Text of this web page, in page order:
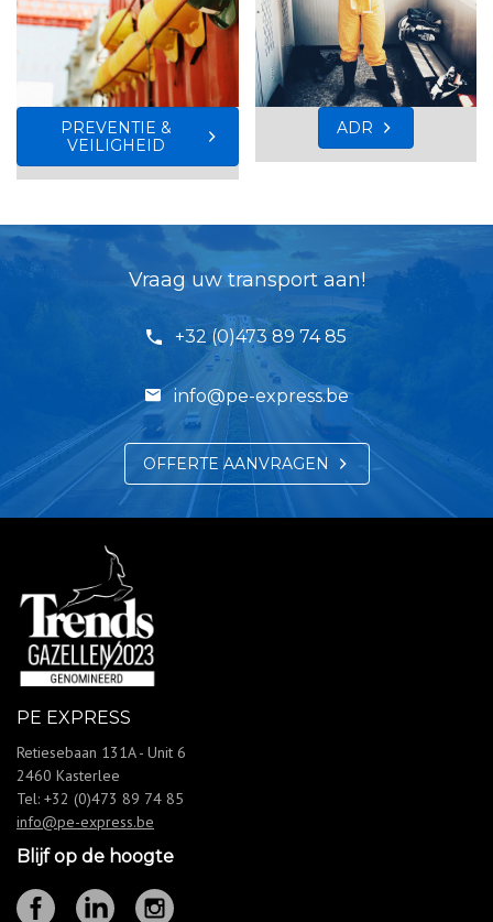
PREVENTIE &
VEILIGHEID
ADR
Vraag uw transport aan!
+32 (0)473 89 74 85
info@pe-express.be
OFFERTE AANVRAGEN
PE EXPRESS
Retiesebaan 131A - Unit 6
2460 Kasterlee
Tel: +32 (0)473 89 74 85
info@pe-express.be
Blijf op de hoogte